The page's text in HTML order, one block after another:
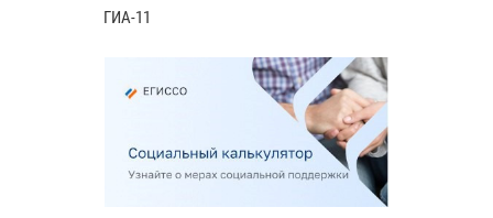
ГИА-11